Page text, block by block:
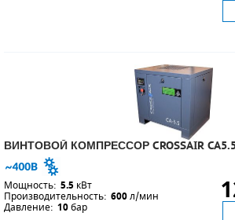
ВИНТОВОЙ КОМПРЕССОР CROSSAIR
Мощность: 5.5 кВт
Производительность: 600л/мин
Давление: 10бар
ПОДШИПНИКИ
ПОРШНЕВЫЕ БЛОКИ